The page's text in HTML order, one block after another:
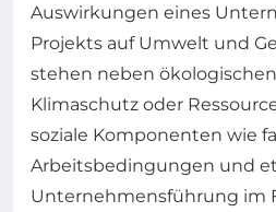
Auswirkungen eines
Projekts auf Umwelt und
stehen neben
Klimaschutz oder
soziale Komponenten wie
Arbeitsbedingungen und
Unternehmensführung im